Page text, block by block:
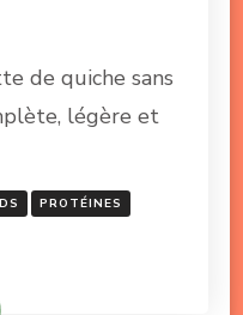
de quiche sans
légère et
PROTÉINES